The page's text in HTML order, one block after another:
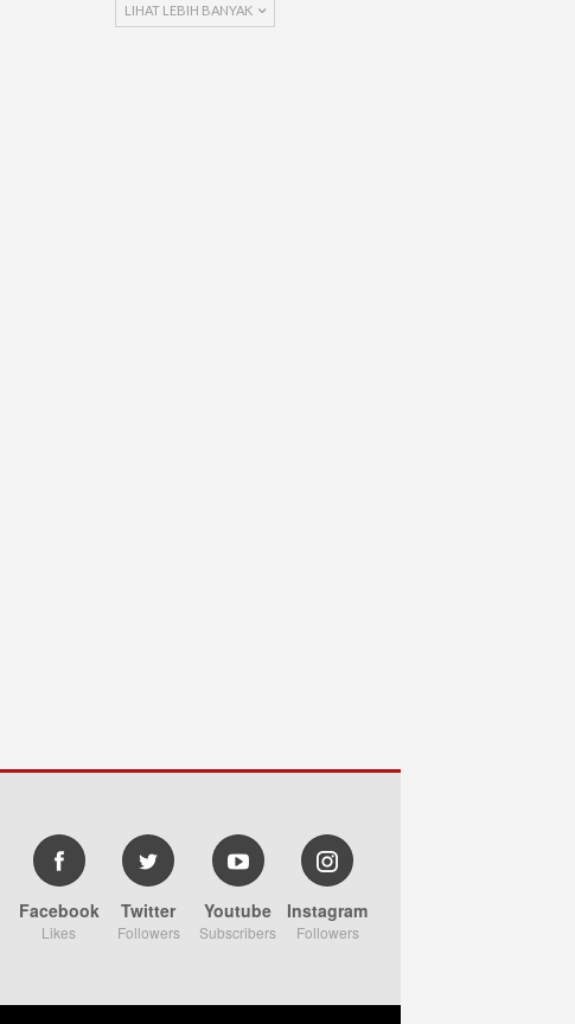
LIHAT LEBIH BANYAK
Facebook
Likes
Twitter
Followers
Youtube
Subscribers
Instagram
Followers